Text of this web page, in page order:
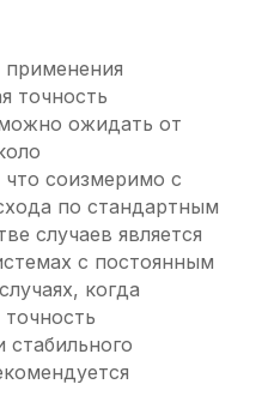
применения
точность
ожидать от
что соизмеримо с
по стандартным
случаев является
с постоянным
когда
стабильного